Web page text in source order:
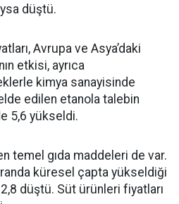
düştü.
Avrupa ve Asya’daki
etkisi, ayrıca
kimya sanayisinde
edilen etanola talebin
5,6 yükseldi.
temel gıda maddeleri de var.
küresel çapta yükseldiği
düştü. Süt ürünleri fiyatları